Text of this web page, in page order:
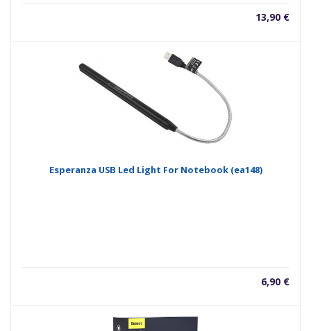
13,90 €
Esperanza USB Led Light For Notebook (ea148)
6,90 €